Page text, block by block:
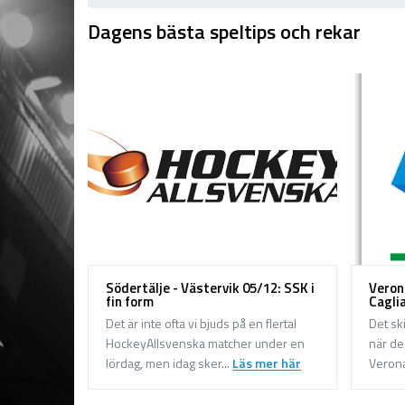
Dagens bästa speltips och rekar
Södertälje - Västervik 05/12: SSK i
fin form
Det är inte ofta vi bjuds på en flertal
HockeyAllsvenska matcher under en
lördag, men idag sker... Läs mer här
Det
när